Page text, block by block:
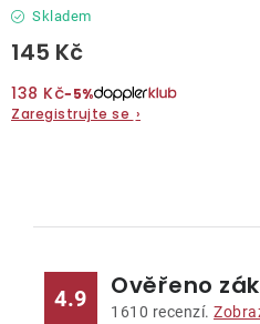
Skladem
145 Kč
138 Kč−5%
Zaregistrujte se ›
4.9 Ověřeno
1610 recenzí.